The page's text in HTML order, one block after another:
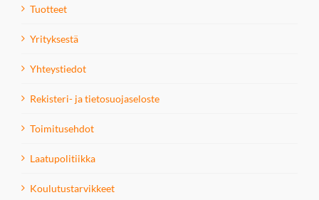
Tuotteet
Yrityksestä
Yhteystiedot
Rekisteri- ja tietosuojaseloste
Toimitusehdot
Laatupolitiikka
Koulutustarvikkeet